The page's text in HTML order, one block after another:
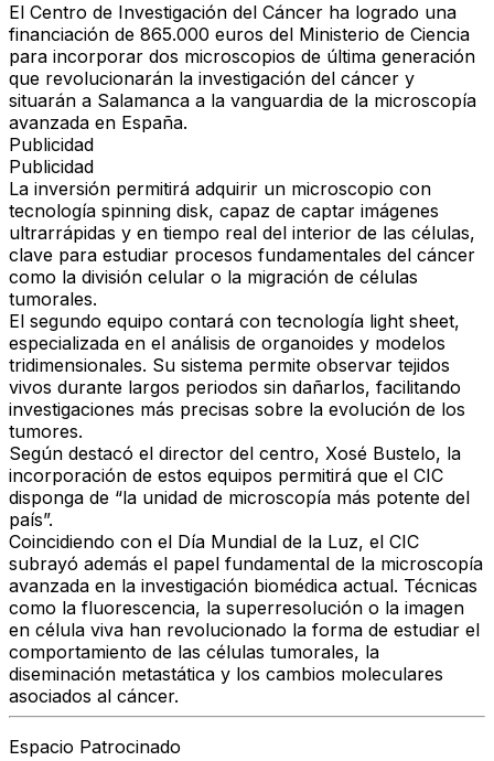
El Centro de Investigación del Cáncer ha logrado una
financiación de 865.000 euros del Ministerio de Ciencia
para incorporar dos microscopios de última generación
que revolucionarán la investigación del cáncer y
situarán a Salamanca a la vanguardia de la microscopía
avanzada en España.
Publicidad
Publicidad
La inversión permitirá adquirir un microscopio con
tecnología spinning disk, capaz de captar imágenes
ultrarrápidas y en tiempo real del interior de las células,
clave para estudiar procesos fundamentales del cáncer
como la división celular o la migración de células
tumorales.
El segundo equipo contará con tecnología light sheet,
especializada en el análisis de organoides y modelos
tridimensionales. Su sistema permite observar tejidos
vivos durante largos periodos sin dañarlos, facilitando
investigaciones más precisas sobre la evolución de los
tumores.
Según destacó el director del centro, Xosé Bustelo, la
incorporación de estos equipos permitirá que el CIC
disponga de “la unidad de microscopía más potente del
país”.
Coincidiendo con el Día Mundial de la Luz, el CIC
subrayó además el papel fundamental de la microscopía
avanzada en la investigación biomédica actual. Técnicas
como la fluorescencia, la superresolución o la imagen
en célula viva han revolucionado la forma de estudiar el
comportamiento de las células tumorales, la
diseminación metastática y los cambios moleculares
asociados al cáncer.
Espacio Patrocinado